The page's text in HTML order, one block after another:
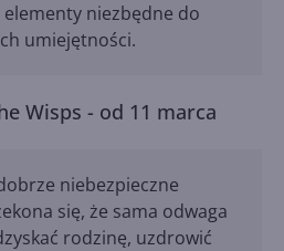
niezbędne do
umiejętności.
Wisps - od 11 marca
niebezpieczne
się, że sama odwaga
rodzinę, uzdrowić